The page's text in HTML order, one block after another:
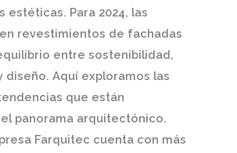
estéticas. Para 2024, las
revestimientos de fachadas
entre sostenibilidad,
diseño. Aquí exploramos las
que están
panorama arquitectónico.
Farquitec cuenta con más